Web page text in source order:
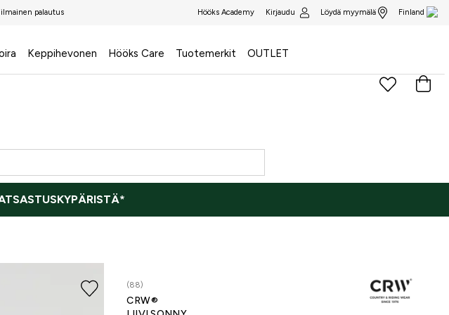
palautus Hööks Academy Kirjaudu Löydä myymälä Finland
Keppihevonen Hööks Care Tuotemerkit OUTLET
(88)
CRW®